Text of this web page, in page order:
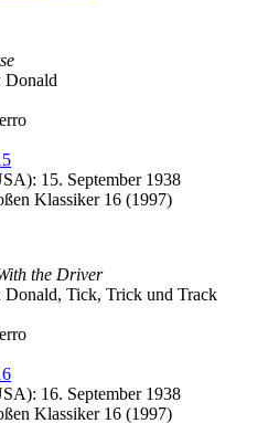
Donald
15. September 1938
Klassiker 16 (1997)
the Driver
Donald, Tick, Trick und Track
16. September 1938
Klassiker 16 (1997)